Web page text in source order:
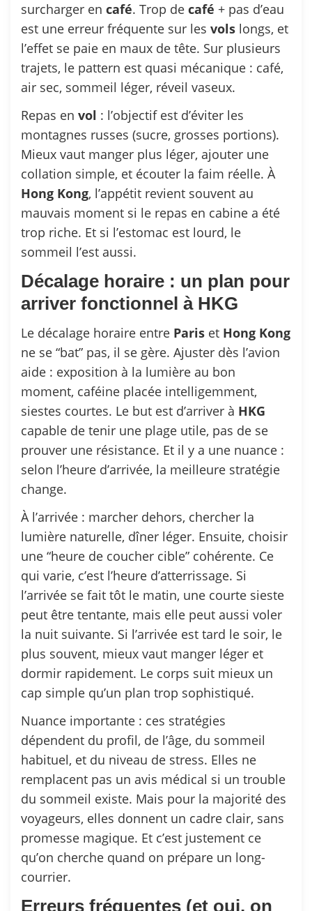
surcharger en café. Trop de café + pas d’eau
est une erreur fréquente sur les vols longs, et
l’effet se paie en maux de tête. Sur plusieurs
trajets, le pattern est quasi mécanique : café,
air sec, sommeil léger, réveil vaseux.
Repas en vol : l’objectif est d’éviter les
montagnes russes (sucre, grosses portions).
Mieux vaut manger plus léger, ajouter une
collation simple, et écouter la faim réelle. À
Hong Kong, l’appétit revient souvent au
mauvais moment si le repas en cabine a été
trop riche. Et si l’estomac est lourd, le
sommeil l’est aussi.
Décalage horaire : un plan pour
arriver fonctionnel à HKG
Le décalage horaire entre Paris et Hong Kong
ne se “bat” pas, il se gère. Ajuster dès l’avion
aide : exposition à la lumière au bon
moment, caféine placée intelligemment,
siestes courtes. Le but est d’arriver à HKG
capable de tenir une plage utile, pas de se
prouver une résistance. Et il y a une nuance :
selon l’heure d’arrivée, la meilleure stratégie
change.
À l’arrivée : marcher dehors, chercher la
lumière naturelle, dîner léger. Ensuite, choisir
une “heure de coucher cible” cohérente. Ce
qui varie, c’est l’heure d’atterrissage. Si
l’arrivée se fait tôt le matin, une courte sieste
peut être tentante, mais elle peut aussi voler
la nuit suivante. Si l’arrivée est tard le soir, le
plus souvent, mieux vaut manger léger et
dormir rapidement. Le corps suit mieux un
cap simple qu’un plan trop sophistiqué.
Nuance importante : ces stratégies
dépendent du profil, de l’âge, du sommeil
habituel, et du niveau de stress. Elles ne
remplacent pas un avis médical si un trouble
du sommeil existe. Mais pour la majorité des
voyageurs, elles donnent un cadre clair, sans
promesse magique. Et c’est justement ce
qu’on cherche quand on prépare un long-
courrier.
Erreurs fréquentes (et oui, on